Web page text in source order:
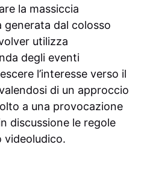
la massiccia
dal colosso
utilizza
degli eventi
l’interesse verso il
di un approccio
a una provocazione
discussione le regole
videoludico.